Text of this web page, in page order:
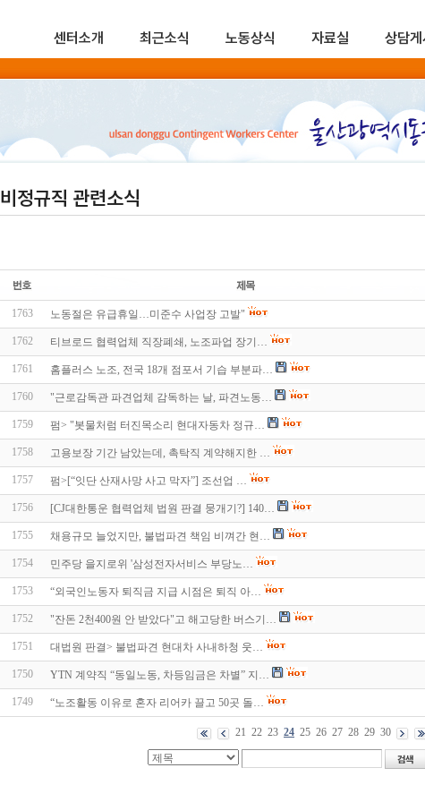
센터소개 최근소식 노동상식 자료실 상담
비정규직 관련소식
1763 노동절은 유급휴일…미준수 사업장 고발"
1762 티브로드 협력업체 직장폐쇄, 노조파업 장기…
1761 홈플러스 노조, 전국 18개 점포서 기습 부분파…
1760 "근로감독관 파견업체 감독하는 날, 파견노동…
1759 펌> "봇물처럼 터진목소리 현대자동차 정규…
1758 고용보장 기간 남았는데, 촉탁직 계약해지한 …
1757 펌>[“잇단 산재사망 사고 막자”] 조선업 …
1756 [CJ대한통운 협력업체 법원 판결 뭉개기?] 140…
1755 채용규모 늘었지만, 불법파견 책임 비껴간 현…
1754 민주당 을지로위 '삼성전자서비스 부당노…
1753 “외국인노동자 퇴직금 지급 시점은 퇴직 아…
1752 "잔돈 2천400원 안 받았다"고 해고당한 버스기…
1751 대법원 판결> 불법파견 현대차 사내하청 웃…
1750 YTN 계약직 “동일노동, 차등임금은 차별” 지…
1749 “노조활동 이유로 혼자 리어카 끌고 50곳 돌…
21 22 23 24 25 26 27 28 29 30